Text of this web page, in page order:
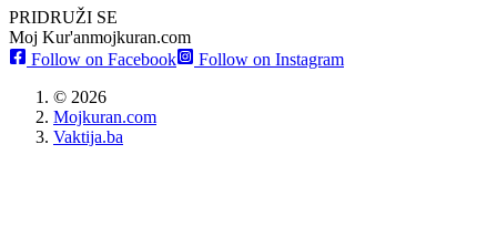
PRIDRUŽI SE
Moj Kur'anmojkuran.com
Follow on Facebook
Follow on Instagram
© 2026
Mojkuran.com
Vaktija.ba